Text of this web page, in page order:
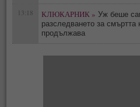
13:18 КЛЮКАРНИК » Уж беше
разследването за смъртта
продължава